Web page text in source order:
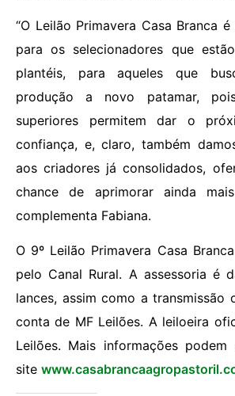
“O Leilão Primavera Casa Branca
para os selecionadores que
plantéis, para aqueles que
produção a novo patamar,
superiores permitem dar o
confiança, e, claro, também
aos criadores já consolidados,
chance de aprimorar ainda
complementa Fabiana.
O 9º Leilão Primavera Casa
pelo Canal Rural. A assessoria é
lances, assim como a transmissão
conta de MF Leilões. A leiloeira
Leilões. Mais informações
site